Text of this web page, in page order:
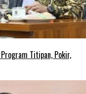
Titipan, Pokir,